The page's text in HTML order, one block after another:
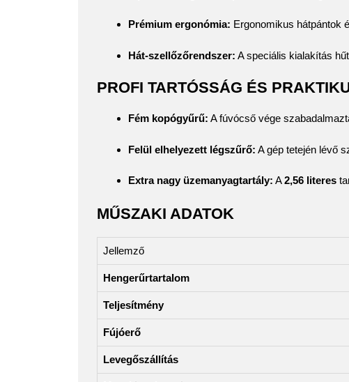
Prémium ergonómia: Ergonomikus hátpántok
Hát-szellőzőrendszer: A speciális kialakítás
PROFI TARTÓSSÁG ÉS
Fém kopógyűrű: A fúvócső vége
Felül elhelyezett légszűrő: A gép tetején lévő
Extra nagy üzemanyagtartály: A2,56 literes
MŰSZAKI ADATOK
Jellemző
Hengerűrtartalom
Teljesítmény
Fújóerő
Levegőszállítás